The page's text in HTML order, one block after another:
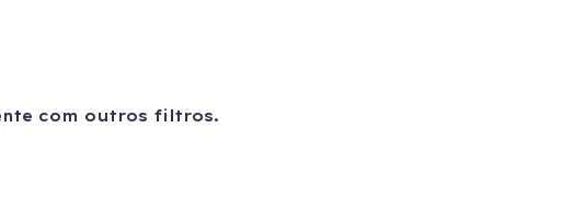
com outros filtros.